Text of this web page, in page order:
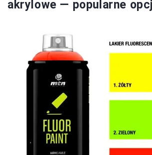
akrylowe — popularne